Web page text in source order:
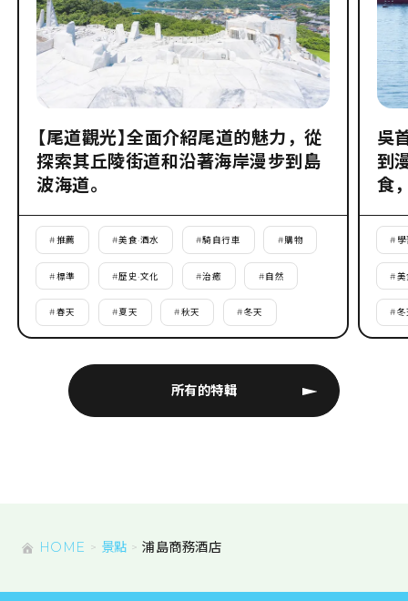
所有的特輯
【尾道觀光】全面介紹尾道的魅力，從
探索其丘陵街道和沿著海岸漫步到島
波海道。
#推薦 #美食·酒水 #騎自行車 #購物
#標準 #歷史·文化 #治癒 #自然
#春天 #夏天 #秋天 #冬天
吳
到
食
# 學
#美
#冬
HOME 景點 浦島商務酒店